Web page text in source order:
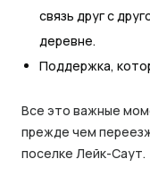
связь друг с
деревне.
Поддержка,
Все это важные
прежде чем
поселке Лейк-Саут.